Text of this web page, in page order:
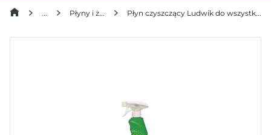
Płyny i żele czyszczące Płyn czyszczący Ludwik do wszystkich powierzchni zmywalnych 750 ml